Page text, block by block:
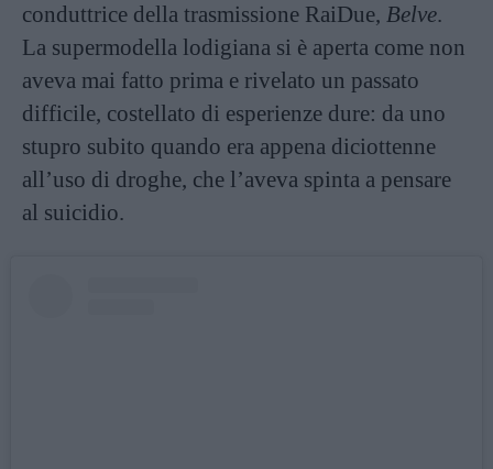
conduttrice della trasmissione RaiDue, Belve.
La supermodella lodigiana si è aperta come non
aveva mai fatto prima e rivelato un passato
difficile, costellato di esperienze dure: da uno
stupro subito quando era appena diciottenne
all’uso di droghe, che l’aveva spinta a pensare
al suicidio.